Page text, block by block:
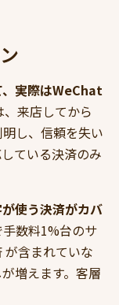
、実際はWeChat
来店してから
し、信頼を失い
ている決済のみ
使う決済がカバ
数料1%台のサ
含まれていな
増えます。客層